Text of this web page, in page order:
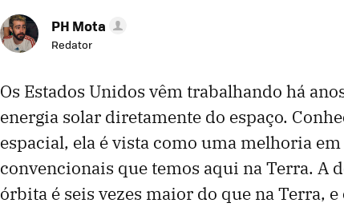
PH Mota
Redator
Os Estados Unidos vêm trabalhando há
energia solar diretamente do espaço.
espacial, ela é vista como uma melhoria
convencionais que temos aqui na Terra. A
órbita é seis vezes maior do que na Terra,